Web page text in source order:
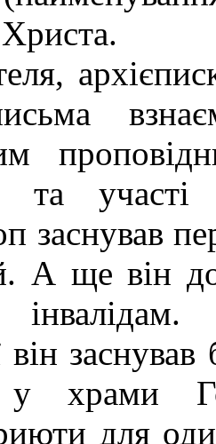
Христа.
та участі
заснував
А ще він
він
храми
для